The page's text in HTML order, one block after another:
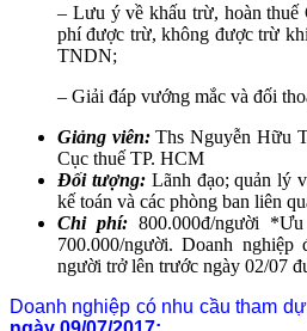
– Lưu ý về khấu trừ, hoàn thuế
phí được trừ, không được trừ
TNDN;
– Giải đáp vướng mắc và đối
Giảng viên:Ths Nguyễn Hữu
Cục thuế TP. HCM
Đối tượng:Lãnh đạo; quản lý
kế toán và các phòng ban liên
Chi phí: 800.000đ/người
700.000/người. Doanh
người trở lên trước ngày 02/07
Doanh nghiệp có nhu cầu tham